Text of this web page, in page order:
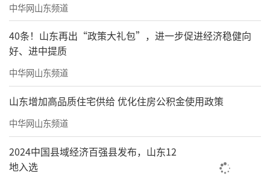
中华网山东频道
40条！山东再出“政策大礼包”，进一步促进经济稳健向
好、进中提质
中华网山东频道
山东增加高品质住宅供给 优化住房公积金使用政策
中华网山东频道
2024中国县域经济百强县发布，山东12
地入选